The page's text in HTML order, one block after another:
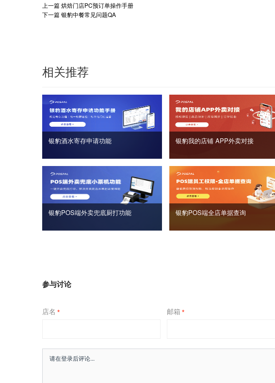
上一篇烘焙门店PC预订单操作手册
下一篇银豹中餐常见问题QA
相关推荐
银豹酒水寄存申请功能 银豹我的店铺 APP外卖对接
银豹POS端外卖兜底厨打功能 银豹POS端全店单据查询
参与讨论
店名 * 邮箱 *